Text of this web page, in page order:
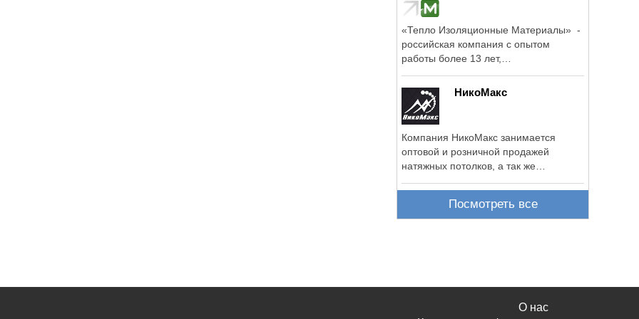
«Тепло Изоляционные Материалы» -
российская компания с опытом
работы более 13 лет,
НикоМакс
Компания НикоМакс занимается
оптовой и розничной продажей
натяжных потолков, а так же
Посмотреть все
О нас